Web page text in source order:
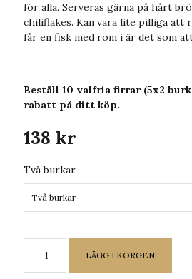
för alla. Serveras gärna på hårt
chiliflakes. Kan vara lite pilliga att
får en fisk med rom i är det som
Beställ 10 valfria firrar (5x2
rabatt på ditt köp.
138 kr
Två burkar
Två burkar
LÄGG I KORGEN